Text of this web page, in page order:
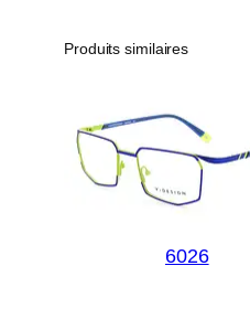
Produits similaires
6026